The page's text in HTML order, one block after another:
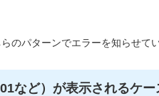
のパターンでエラーを知らせて
など）が表示されるケー